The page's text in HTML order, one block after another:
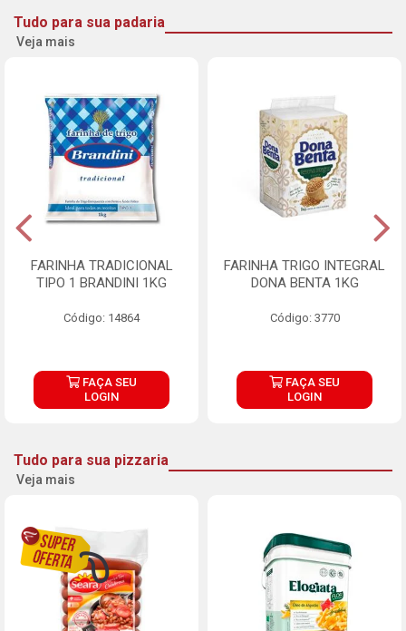
Tudo para sua padaria
Veja mais
FARINHA TRADICIONAL
TIPO 1 BRANDINI 1KG
Código: 14864
FAÇA SEU
LOGIN
FARINHA TRIGO INTEGRAL
DONA BENTA 1KG
Código: 3770
FAÇA SEU
LOGIN
Tudo para sua pizzaria
Veja mais